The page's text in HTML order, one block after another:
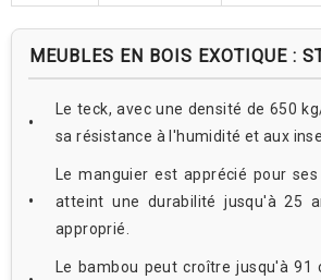
MEUBLES EN BOIS EXOTIQUE :
Le teck, avec une densité de 650
sa résistance à l'humidité et aux
Le manguier est apprécié pour
atteint une durabilité jusqu'à 25
approprié.
Le bambou peut croître jusqu'à 91